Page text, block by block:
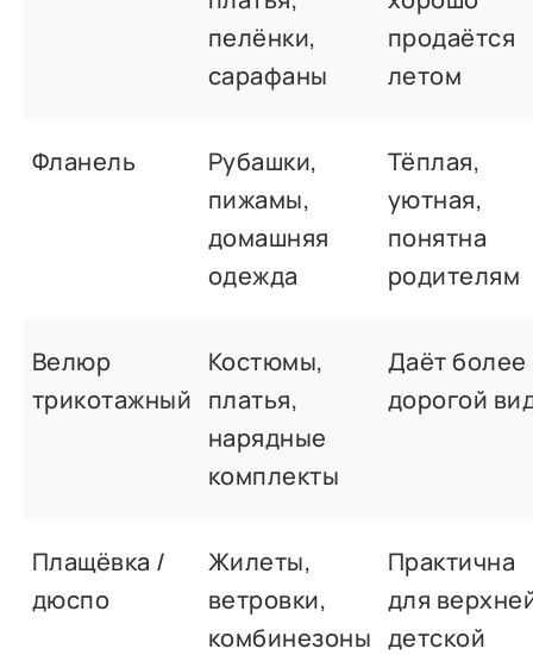
пелёнки,
сарафаны
продаётся
летом
Фланель
Рубашки,
пижамы,
домашняя
одежда
Тёплая,
уютная,
понятна
родителям
Велюр
трикотажный
Костюмы,
платья,
нарядные
комплекты
Даёт более
дорогой
Плащёвка /
дюспо
Жилеты,
ветровки,
комбинезоны
Практична
для
детской